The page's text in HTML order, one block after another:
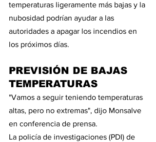
temperaturas ligeramente más bajas y la
nubosidad podrían ayudar a las
autoridades a apagar los incendios en
los próximos días.
PREVISIÓN DE BAJAS
TEMPERATURAS
"Vamos a seguir teniendo temperaturas
altas, pero no extremas", dijo Monsalve
en conferencia de prensa.
La policía de investigaciones (PDI) de